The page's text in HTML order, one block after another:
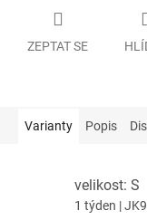
ZEPTAT SE
Varianty Popis
velikost: S
1 týden |